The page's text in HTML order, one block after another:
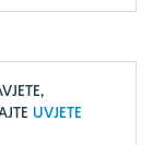
UVJETE